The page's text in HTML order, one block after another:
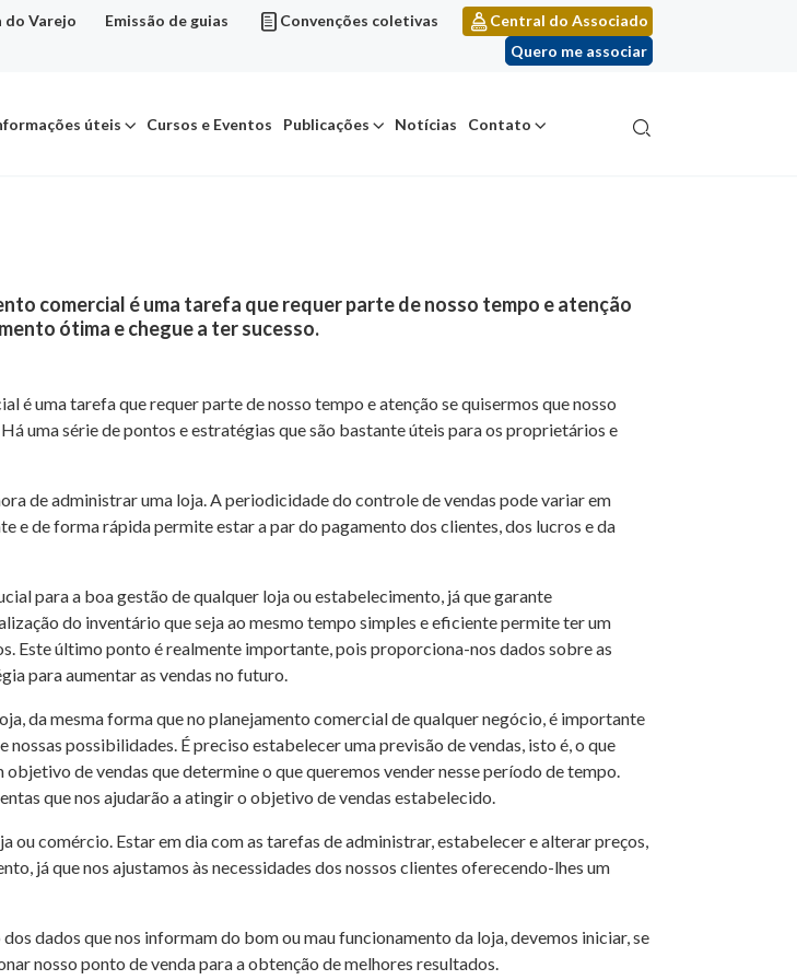
do Varejo Emissão de guias Convenções coletivas
Central do Associado
Quero me associar
úteis Cursos e Eventos Publicações Notícias Contato
comercial é uma tarefa que requer parte de nosso tempo e atenção
ótima e chegue a ter sucesso.
é uma tarefa que requer parte de nosso tempo e atenção se quisermos que nosso
uma série de pontos e estratégias que são bastante úteis para os proprietários e
de administrar uma loja. A periodicidade do controle de vendas pode variar em
e de forma rápida permite estar a par do pagamento dos clientes, dos lucros e da
para a boa gestão de qualquer loja ou estabelecimento, já que garante
do inventário que seja ao mesmo tempo simples e eficiente permite ter um
Este último ponto é realmente importante, pois proporciona-nos dados sobre as
para aumentar as vendas no futuro.
da mesma forma que no planejamento comercial de qualquer negócio, é importante
possibilidades. É preciso estabelecer uma previsão de vendas, isto é, o que
de vendas que determine o que queremos vender nesse período de tempo.
que nos ajudarão a atingir o objetivo de vendas estabelecido.
ou comércio. Estar em dia com as tarefas de administrar, estabelecer e alterar preços,
já que nos ajustamos às necessidades dos nossos clientes oferecendo-lhes um
dados que nos informam do bom ou mau funcionamento da loja, devemos iniciar, se
nosso ponto de venda para a obtenção de melhores resultados.